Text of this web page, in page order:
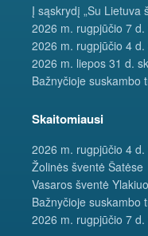
Į sąskrydį „Su Lietuva
2026 m. rugpjūčio 7 d.
2026 m. rugpjūčio 4 d.
2026 m. liepos 31 d.
Bažnyčioje suskambo
Skaitomiausi
2026 m. rugpjūčio 4 d.
Žolinės šventė Šatėse
Vasaros šventė
Bažnyčioje suskambo
2026 m. rugpjūčio 7 d.